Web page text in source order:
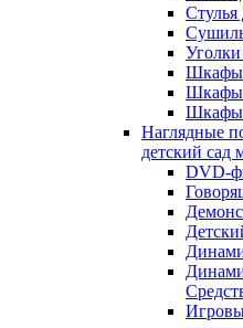
Стулья
Шкафы
Шкафы
Шкафы
Наглядные
детский сад
DVD-